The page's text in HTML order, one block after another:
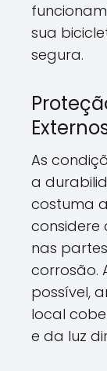
sua
segura.
As
a
costuma
nas
corrosão.
possível,
local
e da luz